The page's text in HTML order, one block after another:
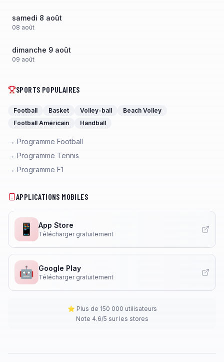
samedi 8 août
08 août
dimanche 9 août
09 août
SPORTS POPULAIRES
Football Basket Volley-ball
Beach Volley
Football Américain
Handball
→ Programme Football
→ Programme Tennis
→ Programme F1
APPLICATIONS MOBILES
📱 App Store
Télécharger gratuitement
🤖 Google Play
Télécharger gratuitement
⭐ Plus de 150 000 utilisateurs
Note 4.6/5 sur les stores